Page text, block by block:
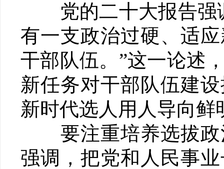
党的二十大报告强
有一支政治过硬、适
干部队伍。”这一论述
新任务对干部队伍建
新时代选人用人导向鲜
要注重培养选拔政
强调，把党和人民事